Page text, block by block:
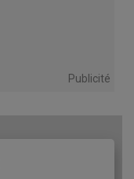
Publicité